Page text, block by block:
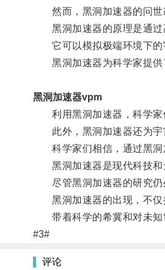
然而，黑洞加速器的问世
黑洞加速器的原理是通过
它可以模拟极端环境下的
黑洞加速器为科学家提供
黑洞加速器vpm
利用黑洞加速器，科学家
此外，黑洞加速器还为宇
科学家们相信，通过黑洞
黑洞加速器是现代科技和
尽管黑洞加速器的研究仍
黑洞加速器的出现，不仅
带着科学的希冀和对未知
#3#
评论